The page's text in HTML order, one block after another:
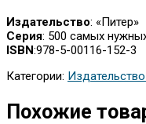
Издательство: «Питер»
Серия: 500 самых
ISBN:978-5-00116-152-3
Категории:
Похожие